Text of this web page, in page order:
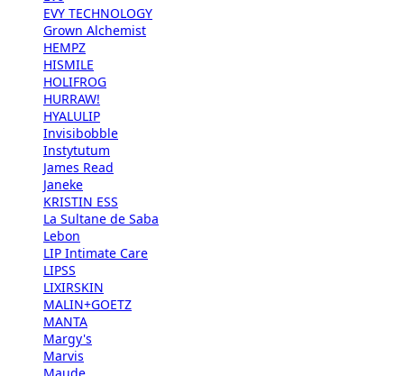
EVY TECHNOLOGY
Grown Alchemist
HEMPZ
HISMILE
HOLIFROG
HURRAW!
HYALULIP
Invisibobble
Instytutum
James Read
Janeke
KRISTIN ESS
La Sultane de Saba
Lebon
LIP Intimate Care
LIPSS
LIXIRSKIN
MALIN+GOETZ
MANTA
Margy's
Marvis